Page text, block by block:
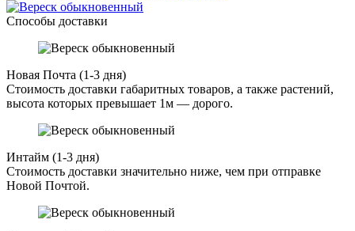
Способы доставки
Новая Почта (1-3 дня)
Стоимость доставки габаритных товаров, а также растений,
высота которых превышает 1м — дорого.
Интайм (1-3 дня)
Стоимость доставки значительно ниже, чем при отправке
Новой Почтой.